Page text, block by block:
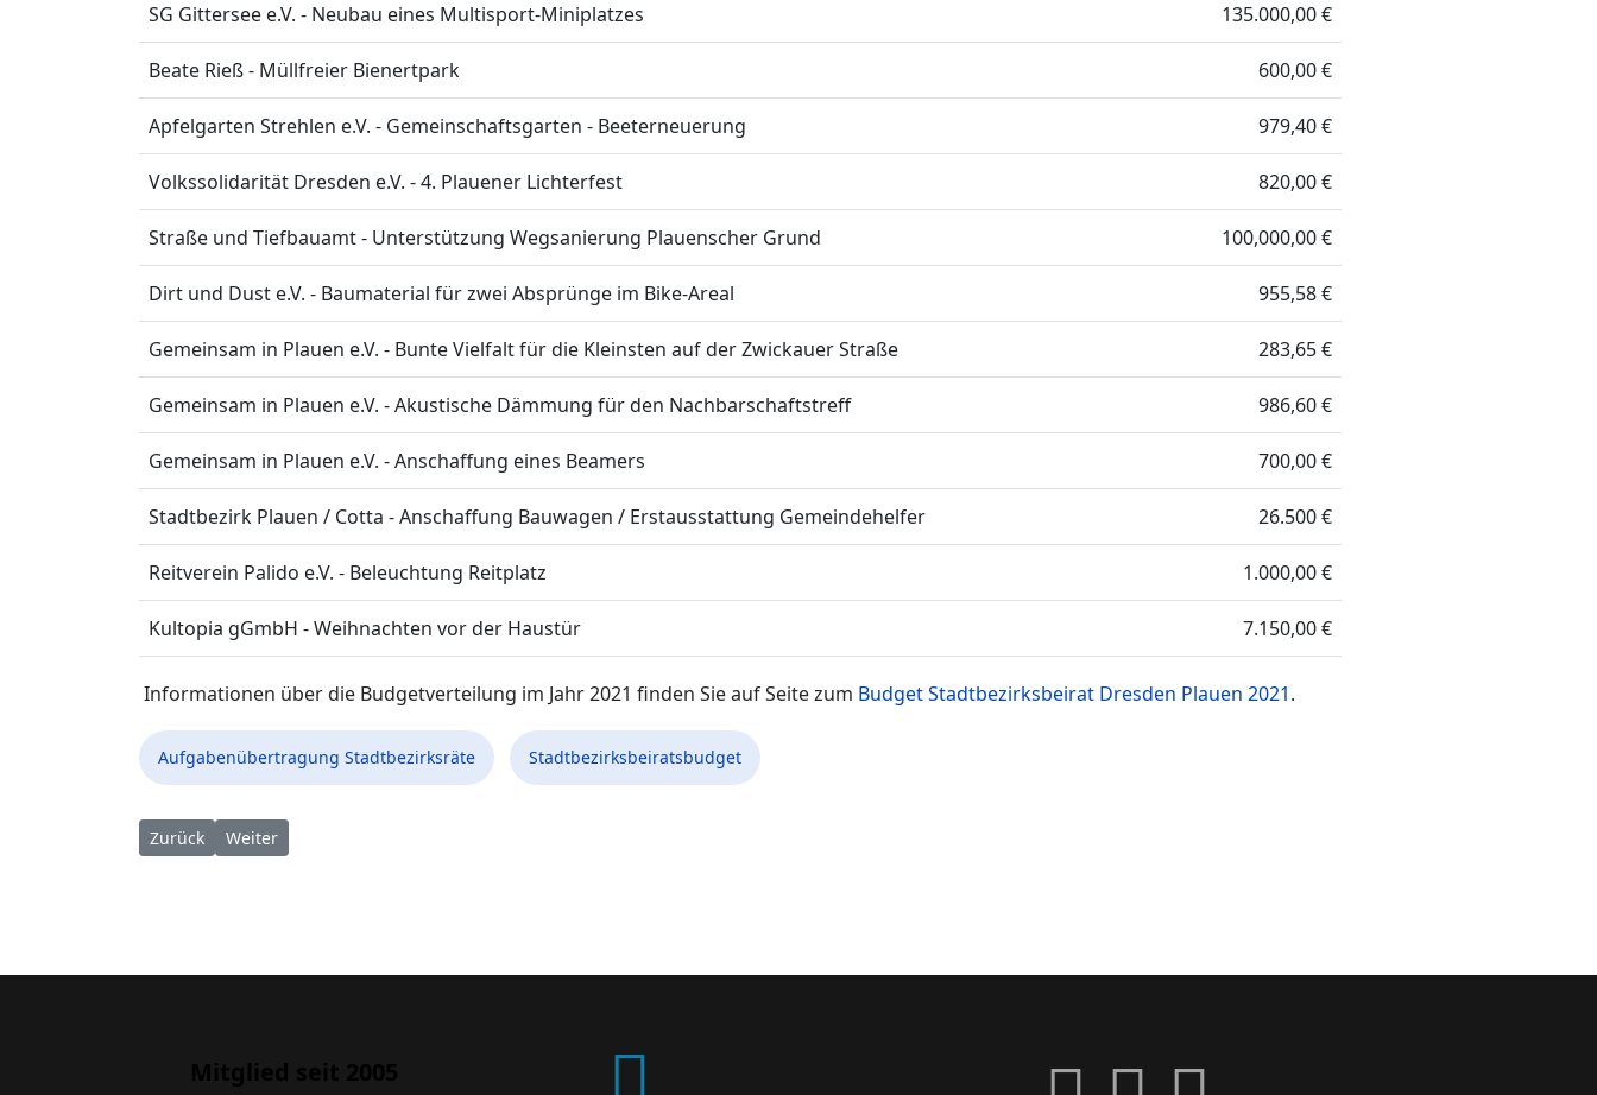
SG Gittersee e.V. - Neubau eines Multisport-Miniplatzes 135.000,00 €
Beate Rieß - Müllfreier Bienertpark 600,00 €
Apfelgarten Strehlen e.V. - Gemeinschaftsgarten - Beeterneuerung 979,40 €
Volkssolidarität Dresden e.V. - 4. Plauener Lichterfest 820,00 €
Straße und Tiefbauamt - Unterstützung Wegsanierung Plauenscher Grund 100,000,00 €
Dirt und Dust e.V. - Baumaterial für zwei Absprünge im Bike-Areal 955,58 €
Gemeinsam in Plauen e.V. - Bunte Vielfalt für die Kleinsten auf der Zwickauer Straße 283,65 €
Gemeinsam in Plauen e.V. - Akustische Dämmung für den Nachbarschaftstreff 986,60 €
Gemeinsam in Plauen e.V. - Anschaffung eines Beamers 700,00 €
Stadtbezirk Plauen / Cotta - Anschaffung Bauwagen / Erstausstattung Gemeindehelfer 26.500 €
Reitverein Palido e.V. - Beleuchtung Reitplatz 1.000,00 €
Kultopia gGmbH - Weihnachten vor der Haustür 7.150,00 €
Informationen über die Budgetverteilung im Jahr 2021 finden Sie auf Seite zum Budget Stadtbezirksbeirat Dresden Plauen 2021.
Aufgabenübertragung Stadtbezirksräte Stadtbezirksbeiratsbudget
Vorheriger Beitrag: 32. Sitzung des Stadtbezirksbeirates Dresden Plauen im April 2022
Zurück Nächster Beitrag: Bürgersprechstunde zur Sanierung Nöthnitzer Straße
Weiter